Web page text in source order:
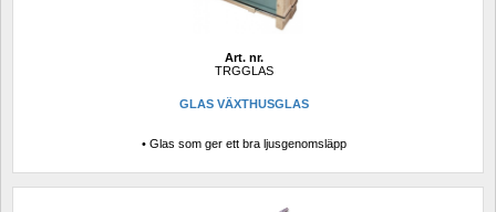
Art. nr.
TRGGLAS
GLAS VÄXTHUSGLAS
• Glas som ger ett bra ljusgenomsläpp